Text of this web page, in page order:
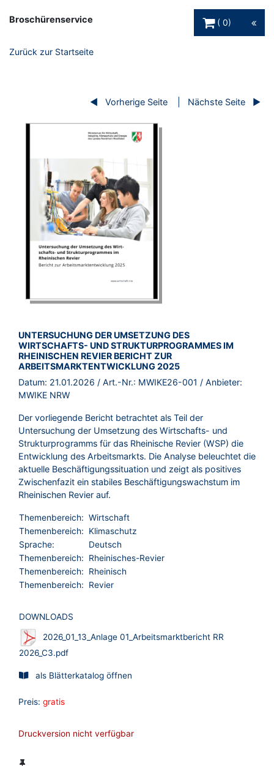
Broschürenservice
0
Zurück zur Startseite
Vorherige Seite Nächste Seite
BROSCHÜRE:
UNTERSUCHUNG DER UMSETZUNG DES
WIRTSCHAFTS- UND STRUKTURPROGRAMMES IM
RHEINISCHEN REVIER BERICHT ZUR
ARBEITSMARKTENTWICKLUNG 2025
Datum: 21.01.2026 / Art.-Nr.: MWIKE26-001 / Anbieter:
MWIKE NRW
Der vorliegende Bericht betrachtet als Teil der
Untersuchung der Umsetzung des Wirtschafts- und
Strukturprogramms für das Rheinische Revier (WSP) die
Entwicklung des Arbeitsmarkts. Die Analyse beleuchtet die
aktuelle Beschäftigungssituation und zeigt als positives
Zwischenfazit ein stabiles Beschäftigungswachstum im
Rheinischen Revier auf.
Themenbereich: Wirtschaft
Themenbereich:
Klimaschutz
Sprache:
Deutsch
Themenbereich:
Rheinisches-Revier
Themenbereich:
Rheinisch
Themenbereich:
Revier
DOWNLOADS
2026_01_13_Anlage 01_Arbeitsmarktbericht RR
2026_C3.pdf
als Blätterkatalog öffnen
Preis: gratis
Druckversion nicht verfügbar